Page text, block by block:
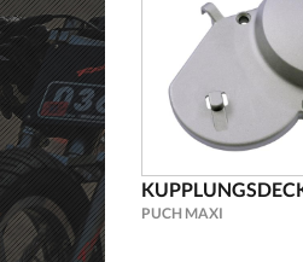
PUCH MAXI